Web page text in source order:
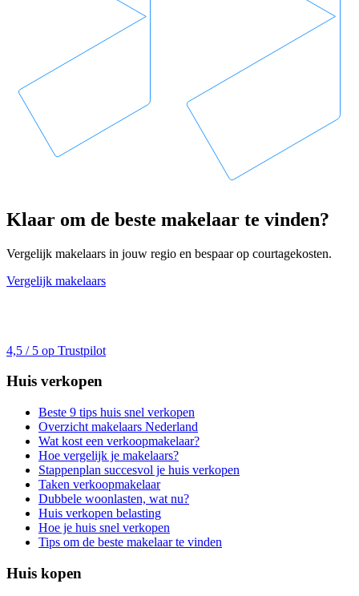
Klaar om de beste makelaar te vinden?
Vergelijk makelaars in jouw regio en bespaar op courtagekosten.
Vergelijk makelaars
4,5 / 5 op Trustpilot
Huis verkopen
Beste 9 tips huis snel verkopen
Overzicht makelaars Nederland
Wat kost een verkoopmakelaar?
Hoe vergelijk je makelaars?
Stappenplan succesvol je huis verkopen
Taken verkoopmakelaar
Dubbele woonlasten, wat nu?
Huis verkopen belasting
Hoe je huis snel verkopen
Tips om de beste makelaar te vinden
Huis kopen